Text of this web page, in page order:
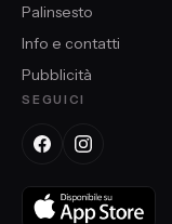
Palinsesto
Info e contatti
Pubblicità
SEGUICI